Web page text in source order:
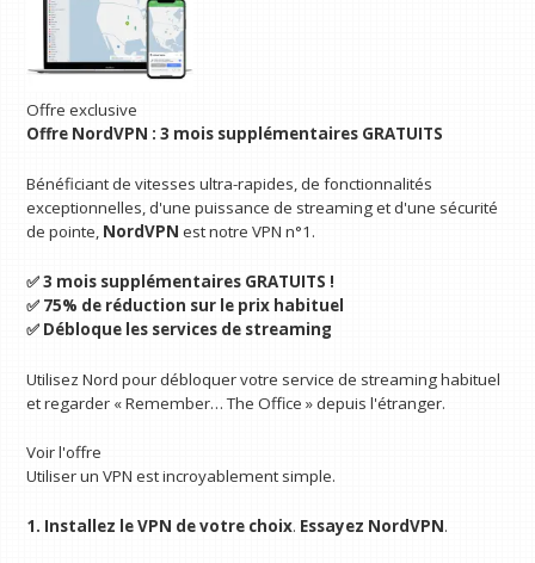
Offre exclusive
Offre NordVPN : 3 mois supplémentaires GRATUITS
Bénéficiant de vitesses ultra-rapides, de fonctionnalités
exceptionnelles, d'une puissance de streaming et d'une sécurité
de pointe, NordVPN est notre VPN n°1.
✅ 3 mois supplémentaires GRATUITS !
✅ 75% de réduction sur le prix habituel
✅ Débloque les services de streaming
Utilisez Nord pour débloquer votre service de streaming habituel
et regarder « Remember… The Office » depuis l'étranger.
Voir l'offre
Utiliser un VPN est incroyablement simple.
1. Installez le VPN de votre choix. Essayez NordVPN.